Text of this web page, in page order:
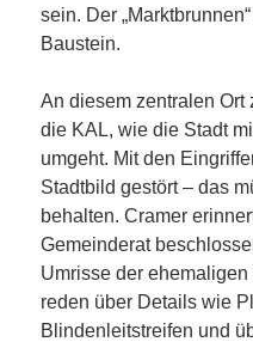
sein. Der
Baustein.
An diesem zentralen
die KAL, wie die Stadt
umgeht. Mit den
Stadtbild gestört – das
behalten. Cramer
Gemeinderat
Umrisse der
reden über Details wie
Blindenleitstreifen und